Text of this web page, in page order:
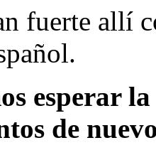
fuerte allí
esperar
de